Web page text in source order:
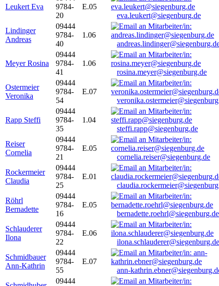
Leukert Eva
9784-
20
E.05
eva.leukert@siegenburg.de
Lindinger
Andreas
09444
9784-
40
1.06
Meyer Rosina
09444
9784-
41
1.06
rosina.meyer@siegenburg.de
Ostermeier
Veronika
09444
9784-
54
E.07
Rapp Steffi
09444
9784-
35
1.04
steffi.rapp@siegenburg.de
Reiser
Cornelia
09444
9784-
21
E.05
cornelia.reiser@siegenburg.de
Rockermeier
Claudia
09444
9784-
25
E.01
Röhrl
Bernadette
09444
9784-
16
E.05
bernadette.roehrl@siegenburg.de
Schlauderer
Ilona
09444
9784-
22
E.06
ilona.schlauderer@siegenburg.de
Schmidbauer
Ann-Kathrin
09444
9784-
55
E.07
ann-
09444